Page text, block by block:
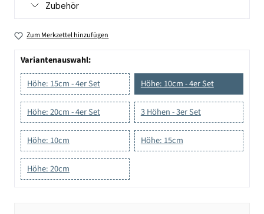
Zubehör
Zum Merkzettel hinzufügen
Variantenauswahl:
Höhe: 15cm - 4er Set
Höhe: 10cm - 4er Set
Höhe: 20cm - 4er Set 3 Höhen - 3er Set
Höhe: 10cm Höhe: 15cm
Höhe: 20cm